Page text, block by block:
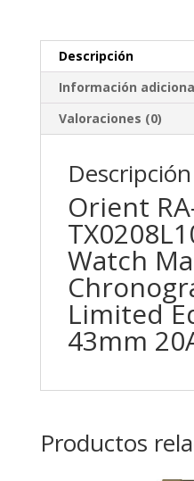
Descripción
Información
Valoraciones (0)
Descripción
Orient
Watch
Limited
43mm
Productos